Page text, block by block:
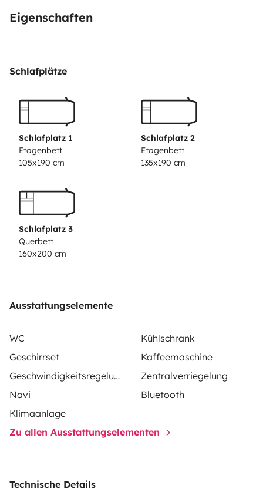
traer cualquier otro pequeño electrodoméstico puedes
Eigenschaften
Schlafplätze
Schlafplatz 1
Etagenbett
105x190 cm
Schlafplatz 2
Etagenbett
135x190 cm
Schlafplatz 3
Querbett
160x200 cm
Ausstattungselemente
WC
Kühlschrank
Geschirrset
Kaffeemaschine
Geschwindigkeitsregelung
Zentralverriegelung
Navi
Bluetooth
Klimaanlage
Zu allen Ausstattungselementen
Technische Details